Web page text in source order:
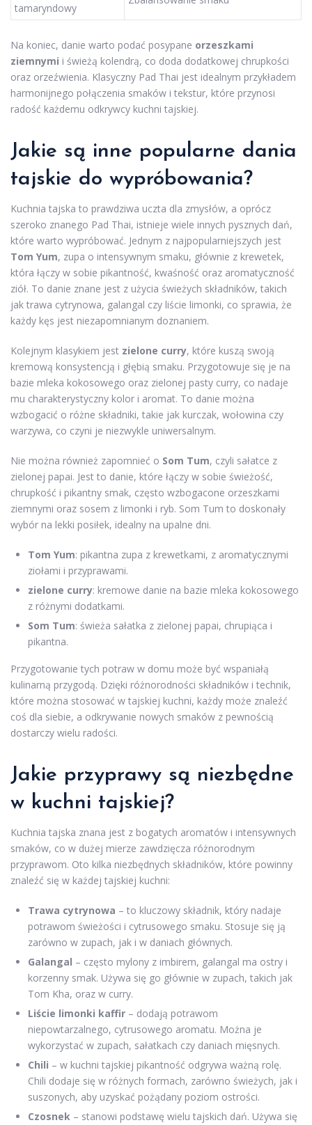
tamaryndowy
Na koniec, danie warto podać posypane orzeszkami
ziemnymi i świeżą kolendrą, co doda dodatkowej chrupkości
oraz orzeźwienia. Klasyczny Pad Thai jest idealnym przykładem
harmonijnego połączenia smaków i tekstur, które przynosi
radość każdemu odkrywcy kuchni tajskiej.
Jakie są inne popularne dania
tajskie do wypróbowania?
Kuchnia tajska to prawdziwa uczta dla zmysłów, a oprócz
szeroko znanego Pad Thai, istnieje wiele innych pysznych dań,
które warto wypróbować. Jednym z najpopularniejszych jest
Tom Yum, zupa o intensywnym smaku, głównie z krewetek,
która łączy w sobie pikantność, kwaśność oraz aromatyczność
ziół. To danie znane jest z użycia świeżych składników, takich
jak trawa cytrynowa, galangal czy liście limonki, co sprawia, że
każdy kęs jest niezapomnianym doznaniem.
Kolejnym klasykiem jest zielone curry, które kuszą swoją
kremową konsystencją i głębią smaku. Przygotowuje się je na
bazie mleka kokosowego oraz zielonej pasty curry, co nadaje
mu charakterystyczny kolor i aromat. To danie można
wzbogacić o różne składniki, takie jak kurczak, wołowina czy
warzywa, co czyni je niezwykle uniwersalnym.
Nie można również zapomnieć o Som Tum, czyli sałatce z
zielonej papai. Jest to danie, które łączy w sobie świeżość,
chrupkość i pikantny smak, często wzbogacone orzeszkami
ziemnymi oraz sosem z limonki i ryb. Som Tum to doskonały
wybór na lekki posiłek, idealny na upalne dni.
Tom Yum: pikantna zupa z krewetkami, z aromatycznymi
ziołami i przyprawami.
zielone curry: kremowe danie na bazie mleka kokosowego
z różnymi dodatkami.
Som Tum: świeża sałatka z zielonej papai, chrupiąca i
pikantna.
Przygotowanie tych potraw w domu może być wspaniałą
kulinarną przygodą. Dzięki różnorodności składników i technik,
które można stosować w tajskiej kuchni, każdy może znaleźć
coś dla siebie, a odkrywanie nowych smaków z pewnością
dostarczy wielu radości.
Jakie przyprawy są niezbędne
w kuchni tajskiej?
Kuchnia tajska znana jest z bogatych aromatów i intensywnych
smaków, co w dużej mierze zawdzięcza różnorodnym
przyprawom. Oto kilka niezbędnych składników, które powinny
znaleźć się w każdej tajskiej kuchni:
Trawa cytrynowa – to kluczowy składnik, który nadaje
potrawom świeżości i cytrusowego smaku. Stosuje się ją
zarówno w zupach, jak i w daniach głównych.
Galangal – często mylony z imbirem, galangal ma ostry i
korzenny smak. Używa się go głównie w zupach, takich jak
Tom Kha, oraz w curry.
Liście limonki kaffir – dodają potrawom
niepowtarzalnego, cytrusowego aromatu. Można je
wykorzystać w zupach, sałatkach czy daniach mięsnych.
Chili – w kuchni tajskiej pikantność odgrywa ważną rolę.
Chili dodaje się w różnych formach, zarówno świeżych, jak i
suszonych, aby uzyskać pożądany poziom ostrości.
Czosnek – stanowi podstawę wielu tajskich dań. Używa się